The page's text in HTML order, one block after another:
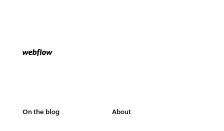
On the blog About